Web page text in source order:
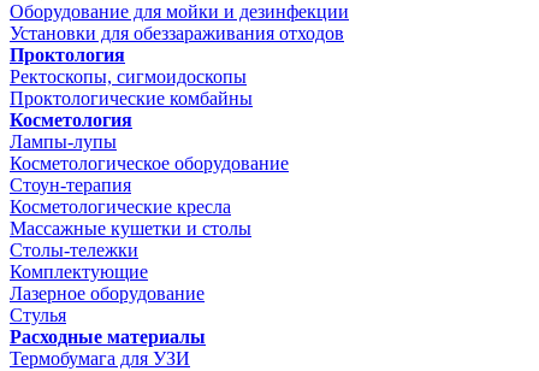
Оборудование для мойки и дезинфекции
Установки для обеззараживания отходов
Проктология
Ректоскопы, сигмоидоскопы
Проктологические комбайны
Косметология
Лампы-лупы
Косметологическое оборудование
Стоун-терапия
Косметологические кресла
Массажные кушетки и столы
Столы-тележки
Комплектующие
Лазерное оборудование
Стулья
Расходные материалы
Термобумага для УЗИ